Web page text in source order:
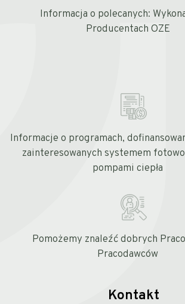
Informacja o polecanych:
Producentach OZE
Informacje o programach,
zainteresowanych systemem
pompami ciepła
Pomożemy znaleźć dobrych
Pracodawców
Kontakt